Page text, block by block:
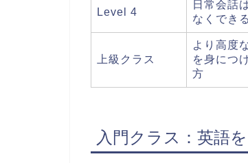
Level 4
日常会話
なくでき
上級クラス
より高度
を身につ
方
入門クラス：英語